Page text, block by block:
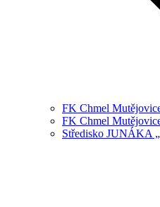
FK Chmel
FK Chmel
Středisko JUNÁKA